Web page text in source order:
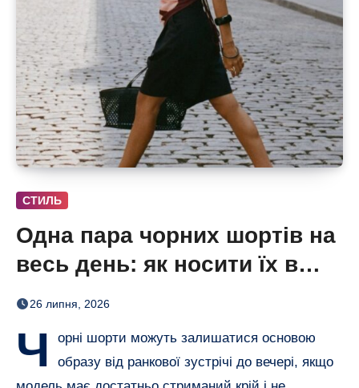
СТИЛЬ
Одна пара чорних шортів на
весь день: як носити їх в
офіс і на вечерю
26 липня, 2026
Ч
орні шорти можуть залишатися основою
образу від ранкової зустрічі до вечері, якщо